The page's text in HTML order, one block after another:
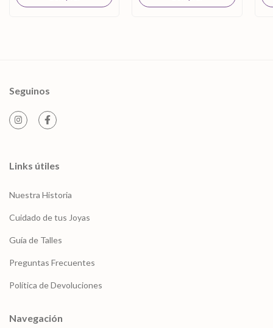
Seguinos
Links útiles
Nuestra Historia
Cuidado de tus Joyas
Guía de Talles
Preguntas Frecuentes
Política de Devoluciones
Navegación